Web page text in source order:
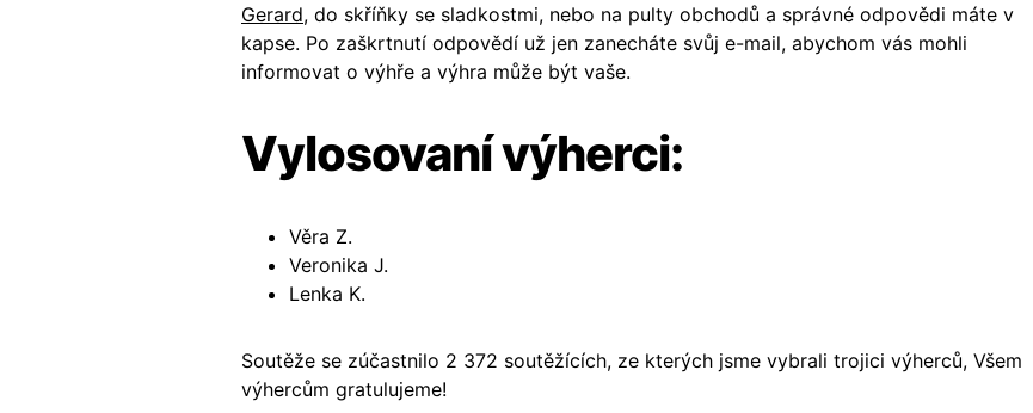
Gerard, do skříňky se sladkostmi, nebo na pulty obchodů a správné odpovědi máte v
kapse. Po zaškrtnutí odpovědí už jen zanecháte svůj e-mail, abychom vás mohli
informovat o výhře a výhra může být vaše.
Vylosovaní výherci:
Věra Z.
Veronika J.
Lenka K.
Soutěže se zúčastnilo 2 372 soutěžících, ze kterých jsme vybrali trojici výherců, Všem
výhercům gratulujeme!